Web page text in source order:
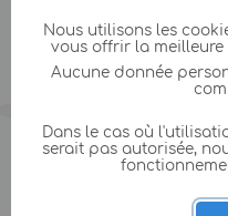
Nous utilisons les
vous offrir la meilleure
Aucune donnée
Dans le cas où
serait pas autorisée,